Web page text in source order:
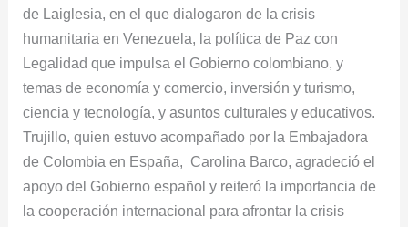
de Laiglesia, en el que dialogaron de la crisis
humanitaria en Venezuela, la política de Paz con
Legalidad que impulsa el Gobierno colombiano, y
temas de economía y comercio, inversión y turismo,
ciencia y tecnología, y asuntos culturales y educativos.
Trujillo, quien estuvo acompañado por la Embajadora
de Colombia en España, Carolina Barco, agradeció el
apoyo del Gobierno español y reiteró la importancia de
la cooperación internacional para afrontar la crisis